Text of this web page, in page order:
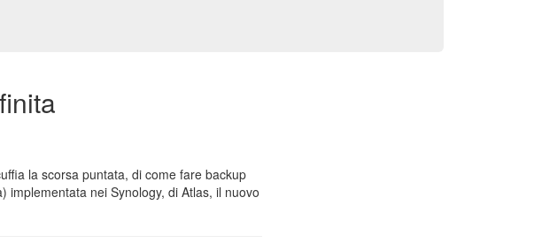
la scorsa puntata, di come fare backup
implementata nei Synology, di Atlas, il nuovo